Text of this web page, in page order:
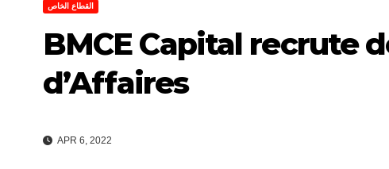
القطاع الخاص
BMCE Capital recrute
d’Affaires
APR 6, 2022